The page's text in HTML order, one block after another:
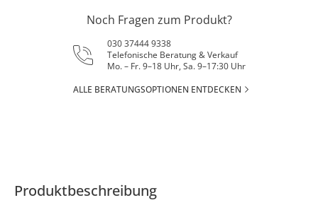
Noch Fragen zum Produkt?
030 37444 9338
Telefonische Beratung & Verkauf
Mo. – Fr. 9–18 Uhr, Sa. 9–17:30 Uhr
ALLE BERATUNGSOPTIONEN ENTDECKEN
Produktbeschreibung